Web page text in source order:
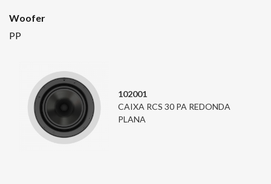
Woofer
PP
102001
CAIXA RCS 30 PA REDONDA
PLANA